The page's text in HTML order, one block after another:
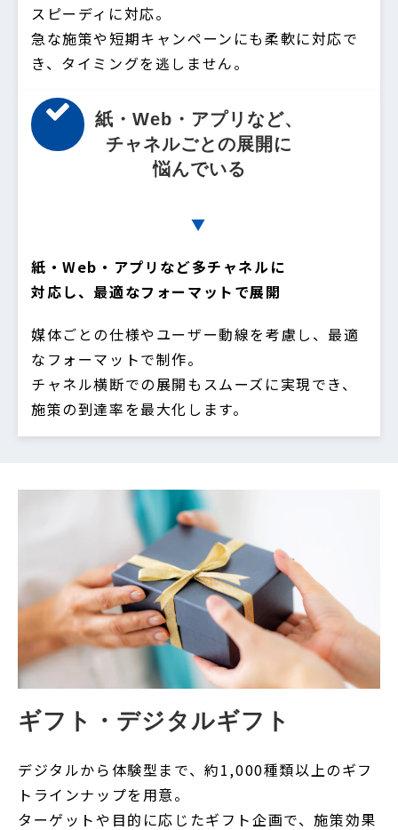
スピーディに対応。
急な施策や短期キャンペーンにも柔軟に対応で
き、タイミングを逃しません。
紙・Web・アプリなど、
チャネルごとの展開に
悩んでいる
▼
紙・Web・アプリなど多チャネルに
対応し、最適なフォーマットで展開
媒体ごとの仕様やユーザー動線を考慮し、最適
なフォーマットで制作。
チャネル横断での展開もスムーズに実現でき、
施策の到達率を最大化します。
ギフト・デジタルギフト
デジタルから体験型まで、約1,000種類以上のギフ
トラインナップを用意。
ターゲットや目的に応じたギフト企画で、施策効果